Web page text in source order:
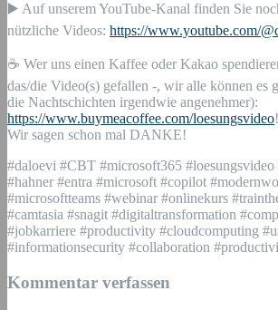
▶️ Auf unserem YouTube-Kanal finden Sie
nützliche Videos: https://www.youtube.com/
☕ Wer uns einen Kaffee oder Kakao
das/die Video(s) gefallen -, wir alle können es
die Nachtschichten irgendwie angenehmer):
https://www.buymeacoffee.com/loesungsvideo!
Wir sagen schon mal DANKE!
#daloevi #CBT #microsoft365
#hahner #entra #microsoft #copilot
#microsoftteams #webinar #onlinekurs
#camtasia #snagit #digitaltransformation
#jobkarriere #productivity #cloudcomputing
#informationsecurity #collaboration
Kommentar verfassen